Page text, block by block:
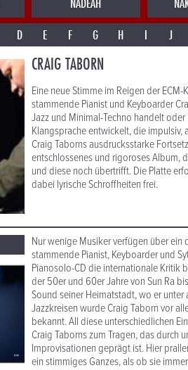
D E F G H I J
CRAIG TABORN
Eine neue Stimme im Reigen der
stammende Pianist und Keyboarder
Jazz und Minimal-Techno handelt
Klangsprache entwickelt, die impulsiv,
Craig Taborns ausdrucksstarke
entschlossenes und rigoroses Album,
und diese noch übertrifft. Die Platte
dabei lyrische Schroffheiten frei.
Nur wenige Musiker verfügen über
stammende Pianist, Keyboarder und
Pianosolo-CD die internationale Kritik
der 50er und 60er Jahre von Sun Ra
Sound seiner Heimatstadt, wo er
Jazzkreisen wurde Craig Taborn vor
bekannt. All diese unterschiedlichen
Craig Taborns zum Tragen, das durch
Improvisationen geprägt ist. Hier
ein stimmiges Ganzes, als ob sie